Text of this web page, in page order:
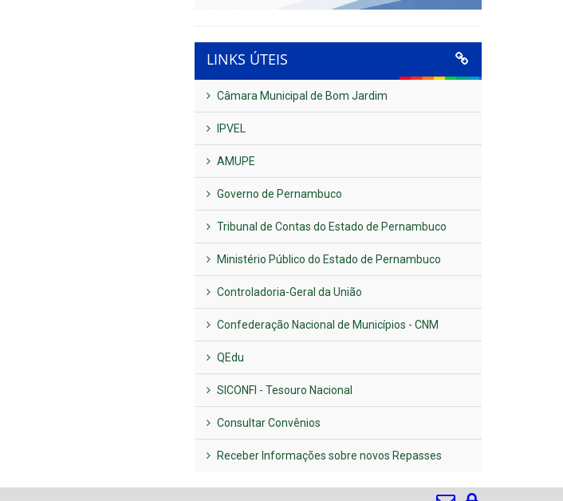
LINKS ÚTEIS
Câmara Municipal de Bom Jardim
IPVEL
AMUPE
Governo de Pernambuco
Tribunal de Contas do Estado de Pernambuco
Ministério Público do Estado de Pernambuco
Controladoria-Geral da União
Confederação Nacional de Municípios - CNM
QEdu
SICONFI - Tesouro Nacional
Consultar Convênios
Receber Informações sobre novos Repasses